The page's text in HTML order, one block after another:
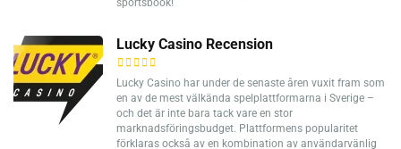
sportsbook!
Lucky Casino Recension
Lucky Casino har under de senaste åren vuxit fram som
en av de mest välkända spelplattformarna i Sverige –
och det är inte bara tack vare en stor
marknadsföringsbudget. Plattformens popularitet
förklaras också av en kombination av användarvänlig